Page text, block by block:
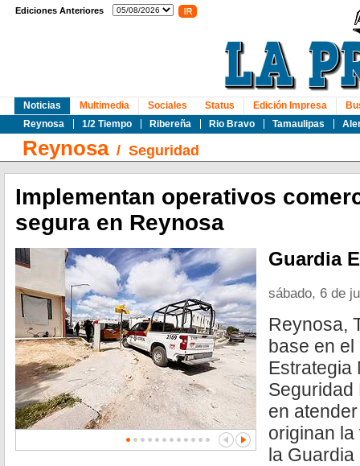
Ediciones Anteriores
Noticias
Reynosa
1/2 Tiempo Ribereña Rio Bravo Tamaulipas
Multimedia Sociales Status Edición Impresa
Reynosa/ Seguridad
Implementan operativos
segura en Reynosa
Guardia
sábado, 6 de
Reynosa,
base en el
Estrategia
Seguridad
en
originan
la Guardia